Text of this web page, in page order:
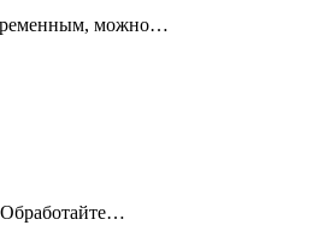
можно…
Обработайте…